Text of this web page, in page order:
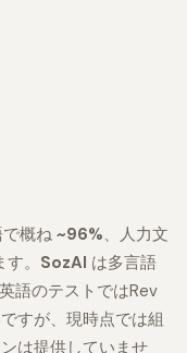
概ね ~96%、人力文
。 SozAI は多言語
語のテストではRev
すが、現時点では組
は提供していませ